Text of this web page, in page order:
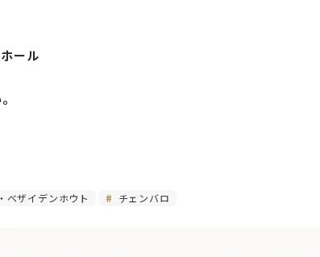
ール
ベザイデンホウト チェンバロ